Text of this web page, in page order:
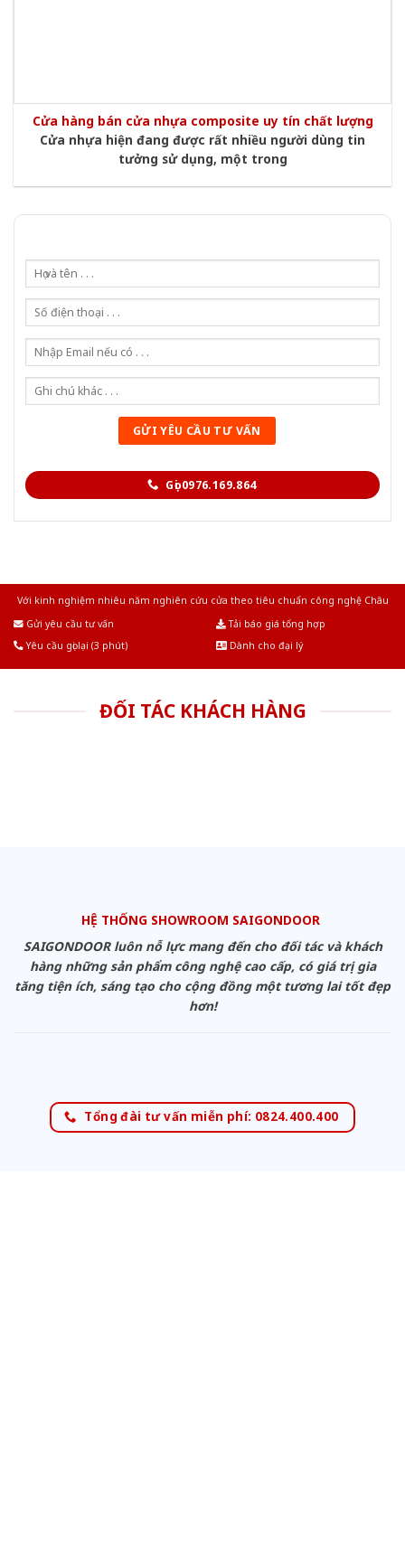
Cửa hàng bán cửa nhựa composite uy tín chất lượng
Cửa nhựa hiện đang được rất nhiều người dùng tin
tưởng sử dụng, một trong
Gọi 0976.169.864
Với kinh nghiệm nhiêu năm nghiên cứu cửa theo tiêu chuẩn công nghệ Châu
Gửi yêu cầu tư vấn
Tải báo giá tổng hợp
Yêu cầu gọi lại (3 phút)
Dành cho đại lý
ĐỐI TÁC KHÁCH HÀNG
HỆ THỐNG SHOWROOM SAIGONDOOR
SAIGONDOOR luôn nỗ lực mang đến cho đối tác và khách
hàng những sản phẩm công nghệ cao cấp, có giá trị gia
tăng tiện ích, sáng tạo cho cộng đồng một tương lai tốt đẹp
hơn!
Tổng đài tư vấn miễn phí: 0824.400.400